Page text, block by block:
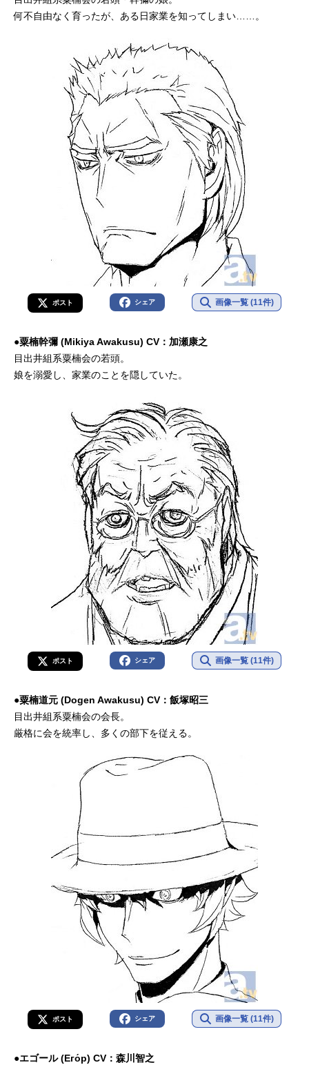
何不自由なく育ったが、ある日家業を知ってしまい……。
ポスト シェア 画像一覧 (11件)
●粟楠幹彌 (Mikiya Awakusu) CV：加瀬康之
目出井組系粟楠会の若頭。
娘を溺愛し、家業のことを隠していた。
ポスト シェア 画像一覧 (11件)
●粟楠道元 (Dogen Awakusu) CV：飯塚昭三
目出井組系粟楠会の会長。
厳格に会を統率し、多くの部下を従える。
ポスト シェア 画像一覧 (11件)
●エゴール (Его́р) CV：森川智之